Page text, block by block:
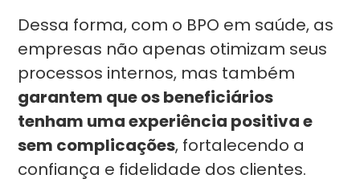
Dessa forma, com o BPO em saúde, as
empresas não apenas otimizam seus
processos internos, mas também
garantem que os beneficiários
tenham uma experiência positiva e
sem complicações, fortalecendo a
confiança e fidelidade dos clientes.